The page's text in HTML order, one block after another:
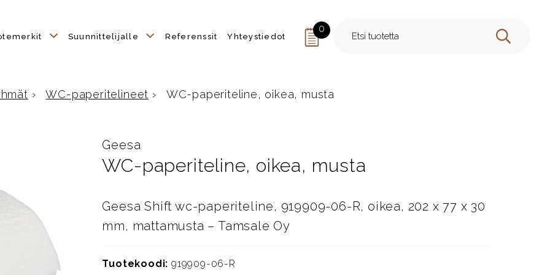
Suunnittelijalle Referenssit Yhteystiedot
0
HAE
› WC-paperitelineet › WC-paperiteline, oikea, musta
Geesa
WC-paperiteline, oikea, musta
Geesa Shift wc-paperiteline, 919909-06-R, oikea, 202 x 77 x 30
mm, mattamusta – Tamsale Oy
Tuotekoodi: 919909-06-R